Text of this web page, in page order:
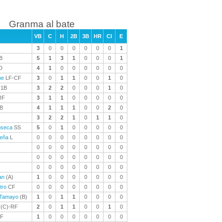
Granma al bate
VB C H 2B 3B HR CI
E
3 0 0 0 0 0 0
1
5 1 3 1 0 0 0
1
4 1 0 0 0 0 0
0
LF-CF 3 0 1 1 0 0 1
0
1B 3 2 2 0 0 0 1
0
3 1 1 0 0 0 0
0
4 1 1 1 0 0 2
0
3 2 2 1 0 1 1
0
SS 5 0 1 0 0 0 0
0
L 0 0 0 0 0 0 0
0
0 0 0 0 0 0 0
0
0 0 0 0 0 0 0
0
0 0 0 0 0 0 0
0
(A) 1 0 0 0 0 0 0
0
CF 0 0 0 0 0 0 0
0
(B) 1 0 1 1 0 0 0
0
(C)-RF 2 0 1 1 0 0 1
0
1 0 0 0 0 0 0 0